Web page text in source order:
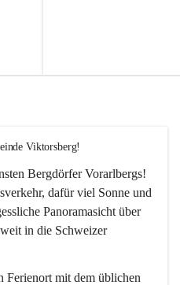
Viktorsberg!
Bergdörfer Vorarlbergs!
dafür viel Sonne und
Panoramasicht über
in die Schweizer
Ferienort mit dem üblichen